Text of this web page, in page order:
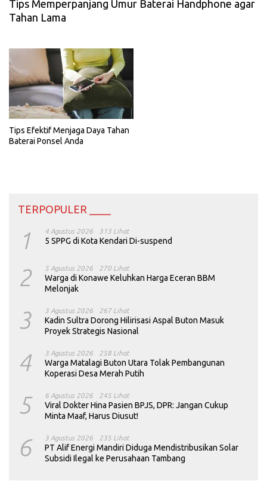
Tips Memperpanjang Umur Baterai Handphone agar
Tahan Lama
Tips Efektif Menjaga Daya Tahan
Baterai Ponsel Anda
TERPOPULER ____
1 4 Agustus 2026 313 Lihat
5 SPPG di Kota Kendari Di-suspend
2 5 Agustus 2026 270 Lihat
Warga di Konawe Keluhkan Harga Eceran BBM
Melonjak
3 3 Agustus 2026 267 Lihat
Kadin Sultra Dorong Hilirisasi Aspal Buton Masuk
Proyek Strategis Nasional
4 3 Agustus 2026 258 Lihat
Warga Matalagi Buton Utara Tolak Pembangunan
Koperasi Desa Merah Putih
5 6 Agustus 2026 245 Lihat
Viral Dokter Hina Pasien BPJS, DPR: Jangan Cukup
Minta Maaf, Harus Diusut!
6 3 Agustus 2026 235 Lihat
PT Alif Energi Mandiri Diduga Mendistribusikan Solar
Subsidi Ilegal ke Perusahaan Tambang